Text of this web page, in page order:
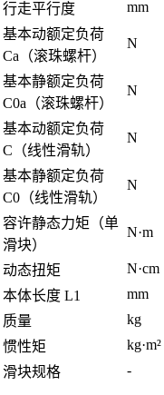
行走平行度
mm
基本动额定负荷
Ca（滚珠螺杆）
N
基本静额定负荷
C0a（滚珠螺杆）
N
基本动额定负荷
C（线性滑轨）
N
基本静额定负荷
C0（线性滑轨）
N
容许静态力矩（单
滑块）
N·m
动态扭矩 N·cm
本体长度 L1
mm
质量
kg
惯性矩
kg·m²
滑块规格
-